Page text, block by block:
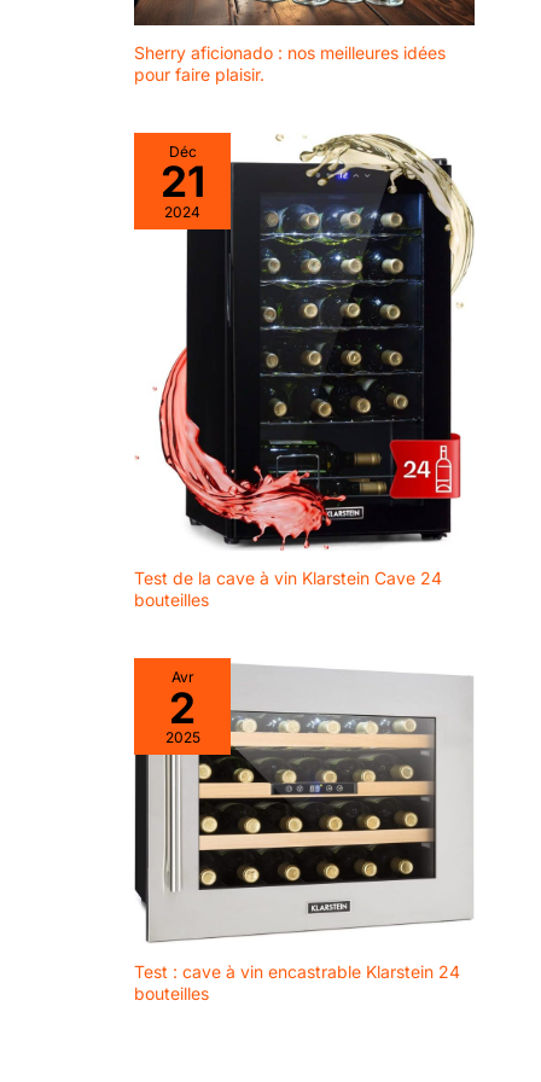
Sherry aficionado : nos meilleures idées
pour faire plaisir.
Déc
21
2024
Test de la cave à vin Klarstein Cave 24
bouteilles
Avr
2
2025
Test : cave à vin encastrable Klarstein 24
bouteilles